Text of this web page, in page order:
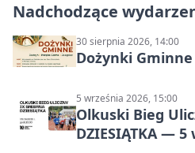
Nadchodzące
30 sierpnia 2026, 14:00
Dożynki Gminne
5 września 2026, 15:00
Olkuski Bieg
DZIESIĄTKA — 5